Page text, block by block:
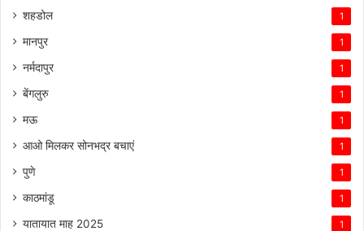
शहडोल 1
मानपुर 1
नर्मदापुर 1
बेंगलुरु 1
मऊ 1
आओ मिलकर सोनभद्र बचाएं 1
पुणे 1
काठमांडू 1
यातायात माह 2025 1